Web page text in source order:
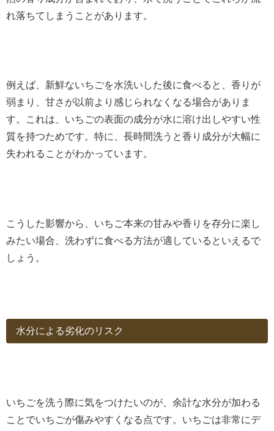
れ落ちてしまうことがあります。
例えば、新鮮ないちごを水洗いした後に食べると、香りが
弱まり、甘さが以前より感じられなくなる場合がありま
す。これは、いちごの表面の成分が水に溶け出しやすい性
質を持つためです。特に、長時間洗うと香り成分が大幅に
失われることがわかっています。
こうした影響から、いちご本来の甘みや香りを存分に楽し
みたい場合、洗わずに食べる方法が適しているといえるで
しょう。
水分による劣化のリスク
いちごを洗う際に気をつけたいのが、余計な水分が加わる
ことでいちごが傷みやすくなる点です。いちごは非常にデ